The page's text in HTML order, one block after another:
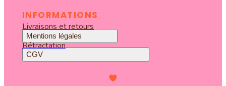
INFORMATIONS
Mentions légales
Livraisons et retours
CGV
Rétractation